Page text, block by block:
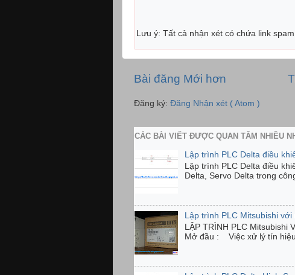
Lưu ý: Tất cả nhận xét có chứa link
Bài đăng Mới hơn
Đăng ký: Đăng Nhận xét ( Atom )
CÁC BÀI VIẾT ĐƯỢC QUAN TÂM NHIỀU
Lập trình PLC Delta điều
Lập trình PLC Delta điều
Delta, Servo Delta trong
Lập trình PLC Mitsubishi với
LẬP TRÌNH PLC Mitsubishi
Mở đầu : Việc xử lý tín hiệu